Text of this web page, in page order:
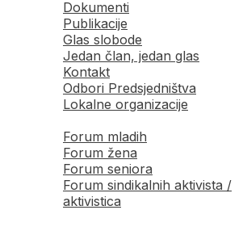
Dokumenti
Publikacije
Glas slobode
Jedan član, jedan glas
Kontakt
Odbori Predsjedništva
Lokalne organizacije
Forum mladih
Forum žena
Forum seniora
Forum sindikalnih aktivista /
aktivistica